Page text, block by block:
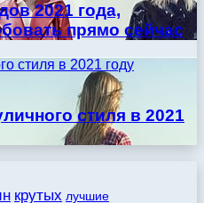
2021 года,
прямо сейчас
стиля в 2021 году
стиля в 2021
крутых лучшие